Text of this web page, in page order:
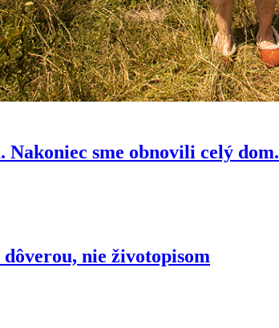
sme obnovili celý dom.
dôverou, nie životopisom